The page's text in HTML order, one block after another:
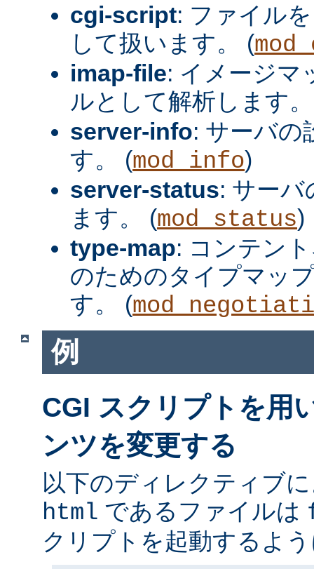
cgi-script: ファイル
して扱います。 (
imap-file: イメージマ
ルとして解析します
server-info: サーバの
す。 (mod_info)
server-status: サーバ
ます。 (mod_status)
type-map: コンテン
のためのタイプマッ
す。 (
例
CGI スクリプトを用
ンツを変更する
以下のディレクティブ
html であるファイルは
クリプトを起動するよ